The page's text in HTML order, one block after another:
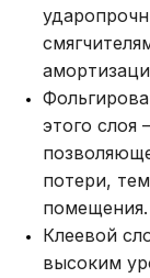
этого слоя
потери,
помещения.
Клеевой
высоким